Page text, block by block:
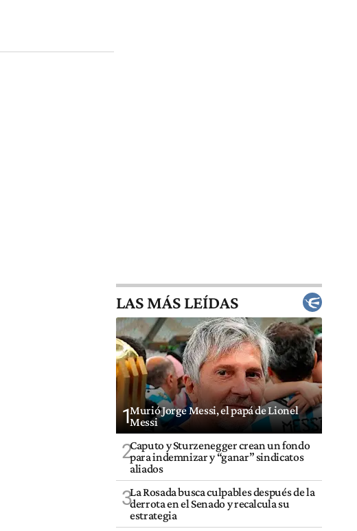
LAS MÁS LEÍDAS
1Murió Jorge Messi, el papá de Lionel
Messi
2Caputo y Sturzenegger crean un fondo
para indemnizar y “ganar” sindicatos
aliados
3La Rosada busca culpables después de la
derrota en el Senado y recalcula su
estrategia